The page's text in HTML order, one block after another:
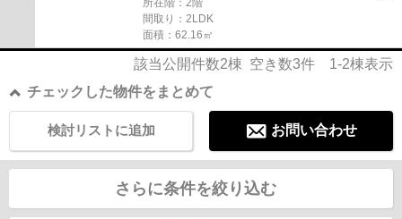
間取り：2LDK
面積：62.16㎡
該当公開件数2棟 空き数3件 1-2棟表示
チェックした物件をまとめて
お問い合わせ
検討リストに追加
さらに条件を絞り込む